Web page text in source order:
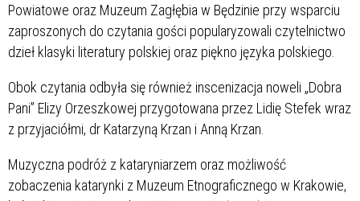
Powiatowe oraz Muzeum Zagłębia w Będzinie przy wsparciu
zaproszonych do czytania gości popularyzowali czytelnictwo
dzieł klasyki literatury polskiej oraz piękno języka polskiego.
Obok czytania odbyła się również inscenizacja noweli „Dobra
Pani” Elizy Orzeszkowej przygotowana przez Lidię Stefek wraz
z przyjaciółmi, dr Katarzyną Krzan i Anną Krzan.
Muzyczna podróż z kataryniarzem oraz możliwość
zobaczenia katarynki z Muzeum Etnograficznego w Krakowie,